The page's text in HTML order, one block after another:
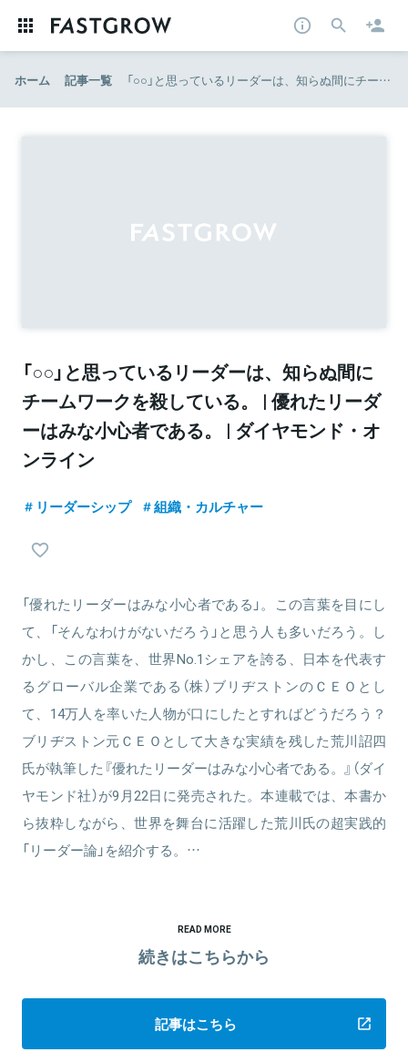
ホーム 記事一覧 「○○」と思っているリーダーは、知らぬ間にチームワークを殺している。 | 優れたリーダーはみな小心者である。 | ダイヤモンド・オンライン
「○○」と思っているリーダーは、知らぬ間に
チームワークを殺している。 | 優れたリーダ
ーはみな小心者である。 | ダイヤモンド・オ
ンライン
リーダーシップ 組織・カルチャー
「優れたリーダーはみな小心者である」。この言葉を目にし
て、「そんなわけがないだろう」と思う人も多いだろう。し
かし、この言葉を、世界No.1シェアを誇る、日本を代表す
るグローバル企業である（株）ブリヂストンのＣＥＯとし
て、14万人を率いた人物が口にしたとすればどうだろう？
ブリヂストン元ＣＥＯとして大きな実績を残した荒川詔四
氏が執筆した『優れたリーダーはみな小心者である。』（ダイ
ヤモンド社）が9月22日に発売された。本連載では、本書か
ら抜粋しながら、世界を舞台に活躍した荒川氏の超実践的
「リーダー論」を紹介する。…
READ MORE
続きはこちらから
記事はこちら